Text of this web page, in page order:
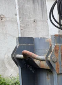
Vorig item